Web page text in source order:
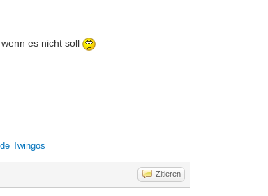
wenn es nicht soll
Twingos
Zitieren